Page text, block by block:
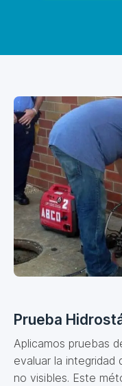
Prueba
Aplicamos pruebas
evaluar la
no visibles. Este